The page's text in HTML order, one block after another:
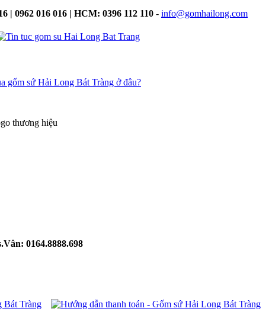
| 0962 016 016 | HCM: 0396 112 110 - info@gomhailong.com
thương hiệu
0164.8888.698